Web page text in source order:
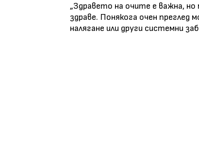
„Здравето на очите е важна,
здраве. Понякога очен
налягане или други системни